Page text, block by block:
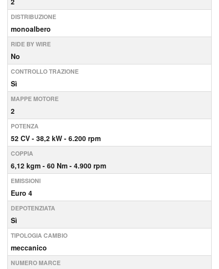
DISTRIBUZIONE
monoalbero
RIDE BY WIRE
No
CONTROLLO TRAZIONE
Sì
MAPPE MOTORE
2
POTENZA
52 CV - 38,2 kW - 6.200 rpm
COPPIA
6,12 kgm - 60 Nm - 4.900 rpm
EMISSIONI
Euro 4
DEPOTENZIATA
Sì
TIPOLOGIA CAMBIO
meccanico
NUMERO MARCE